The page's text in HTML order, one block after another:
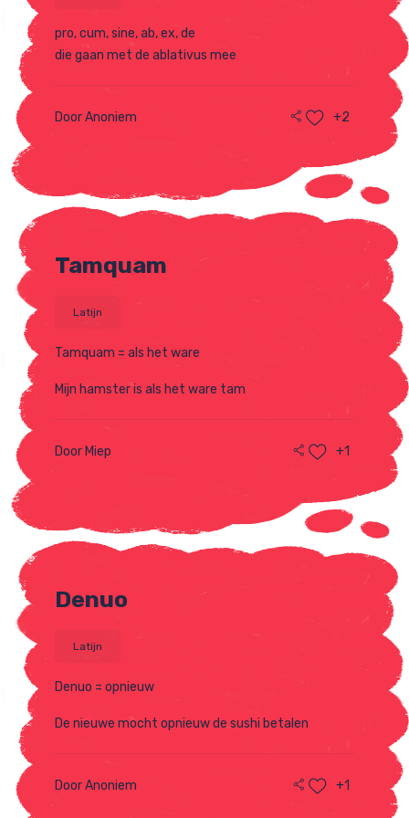
pro, cum, sine, ab, ex, de
die gaan met de ablativus mee
Door Anoniem +2
Tamquam
Latijn
Tamquam = als het ware
Mijn hamster is als het ware tam
Door Miep +1
Denuo
Latijn
Denuo = opnieuw
De nieuwe mocht opnieuw de sushi betalen
Door Anoniem +1